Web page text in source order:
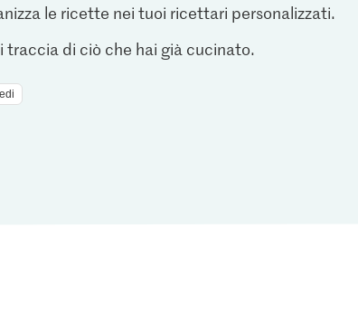
le ricette nei tuoi ricettari personalizzati.
traccia di ciò che hai già cucinato.